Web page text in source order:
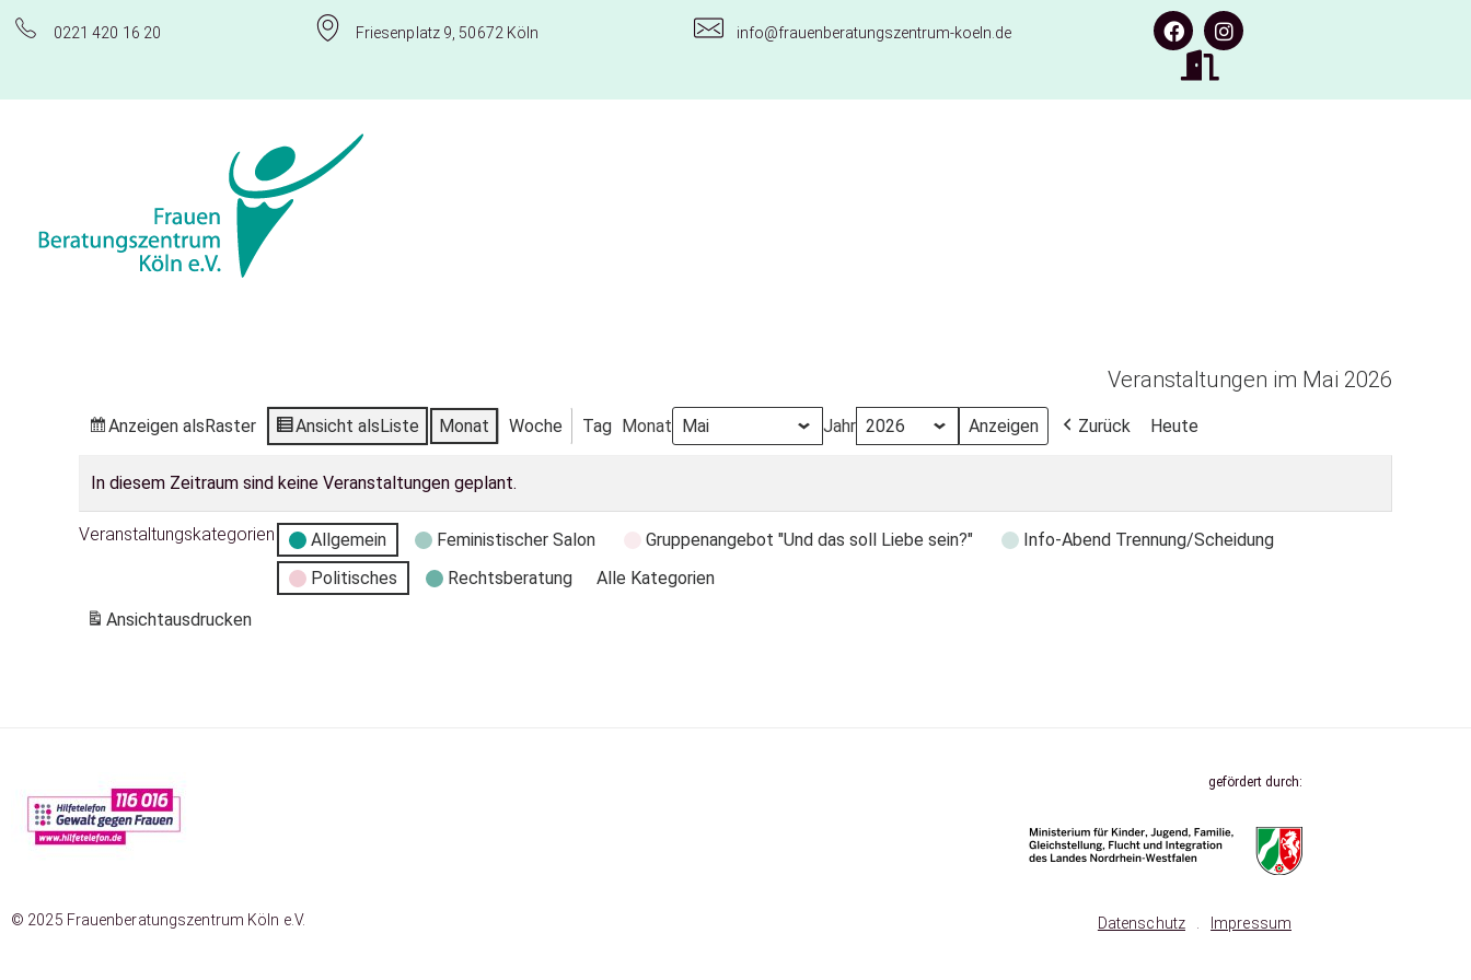
0221 420 16 20 Friesenplatz 9, 50672 Köln info@frauenberatungszentrum-koeln.de
Veranstaltungen im Mai 2026
Anzeigen alsRaster Ansicht alsListe Monat Woche Tag Monat Jahr Zurück Heute
In diesem Zeitraum sind keine Veranstaltungen geplant.
Veranstaltungskategorien Allgemein Feministischer Salon Gruppenangebot "Und das soll Liebe sein?"
Info-Abend Trennung/Scheidung
Politisches
Rechtsberatung
Alle Kategorien
Ansichtausdrucken
gefördert durch:
© 2025 Frauenberatungszentrum Köln e.V. Datenschutz Impressum